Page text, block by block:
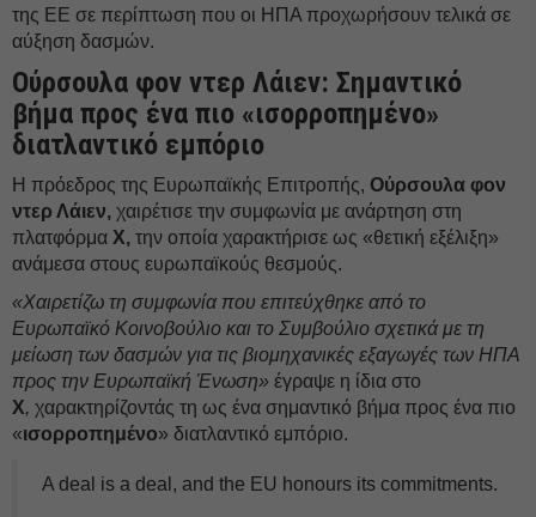
της ΕΕ σε περίπτωση που οι ΗΠΑ προχωρήσουν τελικά σε
αύξηση δασμών.
Ούρσουλα φον ντερ Λάιεν: Σημαντικό
βήμα προς ένα πιο «ισορροπημένο»
διατλαντικό εμπόριο
Η πρόεδρος της Ευρωπαϊκής Επιτροπής, Ούρσουλα φον
ντερ Λάιεν, χαιρέτισε την συμφωνία με ανάρτηση στη
πλατφόρμα Χ, την οποία χαρακτήρισε ως «θετική εξέλιξη»
ανάμεσα στους ευρωπαϊκούς θεσμούς.
«Χαιρετίζω τη συμφωνία που επιτεύχθηκε από το
Ευρωπαϊκό Κοινοβούλιο και το Συμβούλιο σχετικά με τη
μείωση των δασμών για τις βιομηχανικές εξαγωγές των ΗΠΑ
προς την Ευρωπαϊκή Ένωση» έγραψε η ίδια στο
Χ, χαρακτηρίζοντάς τη ως ένα σημαντικό βήμα προς ένα πιο
«ισορροπημένο» διατλαντικό εμπόριο.
A deal is a deal, and the EU honours its commitments.